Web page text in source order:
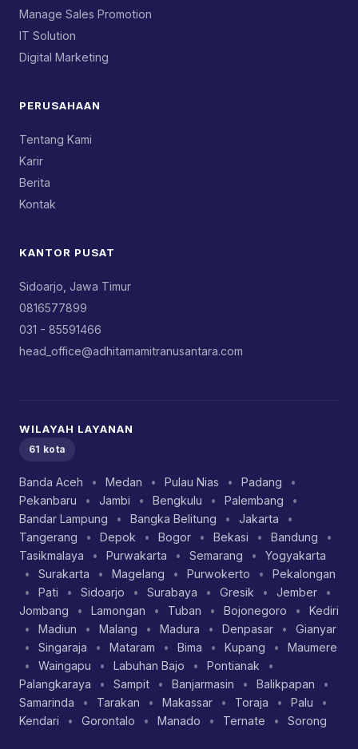
Manage Sales Promotion
IT Solution
Digital Marketing
PERUSAHAAN
Tentang Kami
Karir
Berita
Kontak
KANTOR PUSAT
Sidoarjo, Jawa Timur
0816577899
031 - 85591466
head_office@adhitamamitranusantara.com
WILAYAH LAYANAN
61 kota
Banda Aceh • Medan • Pulau Nias • Padang
•
Pekanbaru
• Jambi • Bengkulu • Palembang
•
Bandar Lampung
• Bangka Belitung • Jakarta
•
Tangerang
• Depok • Bogor • Bekasi • Bandung
•
Tasikmalaya
• Purwakarta • Semarang •
Yogyakarta
•
Surakarta • Magelang • Purwokerto •
Pekalongan
•
Pati • Sidoarjo • Surabaya • Gresik • Jember
•
Jombang
• Lamongan • Tuban • Bojonegoro •
Kediri
•
Madiun • Malang • Madura • Denpasar •
Gianyar
•
Singaraja • Mataram • Bima • Kupang •
Maumere
•
Waingapu • Labuhan Bajo • Pontianak
•
Palangkaraya
• Sampit • Banjarmasin • Balikpapan
•
Samarinda
• Tarakan • Makassar • Toraja • Palu
•
Kendari
• Gorontalo • Manado • Ternate • Sorong